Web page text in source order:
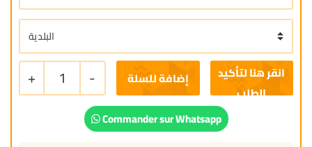
+ 1 - إضافة للسلة
Commander sur Whatsapp